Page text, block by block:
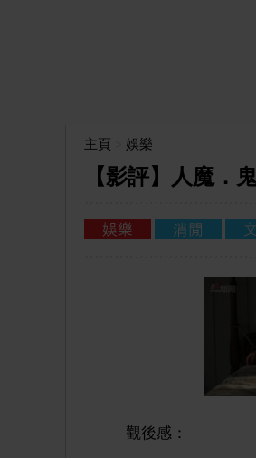
主頁 娛樂
【影評】人魔．
觀後感：